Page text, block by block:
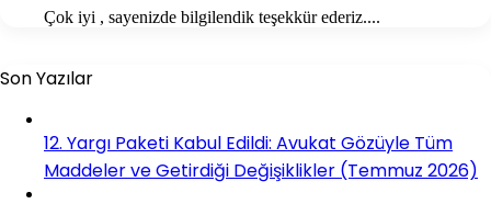
Çok iyi , sayenizde bilgilendik teşekkür ederiz....
Son Yazılar
12. Yargı Paketi Kabul Edildi: Avukat Gözüyle Tüm
Maddeler ve Getirdiği Değişiklikler (Temmuz 2026)